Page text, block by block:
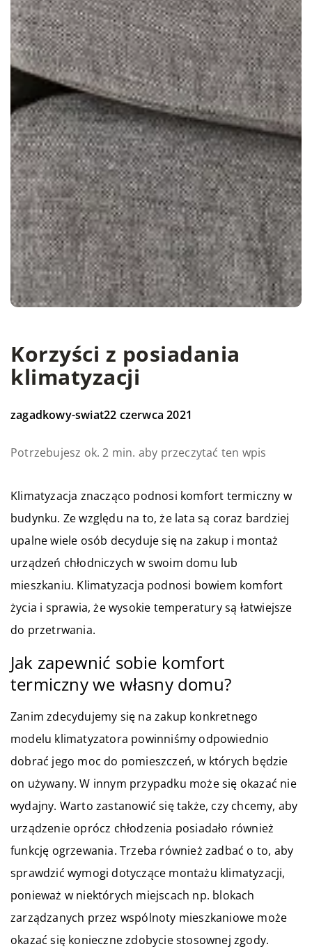
Korzyści z posiadania
klimatyzacji
zagadkowy-swiat22 czerwca 2021
Potrzebujesz ok. 2 min. aby przeczytać ten wpis
Klimatyzacja znacząco podnosi komfort termiczny w
budynku. Ze względu na to, że lata są coraz bardziej
upalne wiele osób decyduje się na zakup i montaż
urządzeń chłodniczych w swoim domu lub
mieszkaniu. Klimatyzacja podnosi bowiem komfort
życia i sprawia, że wysokie temperatury są łatwiejsze
do przetrwania.
Jak zapewnić sobie komfort
termiczny we własny domu?
Zanim zdecydujemy się na zakup konkretnego
modelu klimatyzatora powinniśmy odpowiednio
dobrać jego moc do pomieszczeń, w których będzie
on używany. W innym przypadku może się okazać nie
wydajny. Warto zastanowić się także, czy chcemy, aby
urządzenie oprócz chłodzenia posiadało również
funkcję ogrzewania. Trzeba również zadbać o to, aby
sprawdzić wymogi dotyczące montażu klimatyzacji,
ponieważ w niektórych miejscach np. blokach
zarządzanych przez wspólnoty mieszkaniowe może
okazać się konieczne zdobycie stosownej zgody.